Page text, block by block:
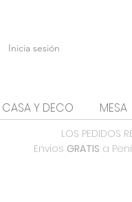
Inicia sesión
CASA Y DECO MESA
LOS PEDIDOS
Envios GRATIS a